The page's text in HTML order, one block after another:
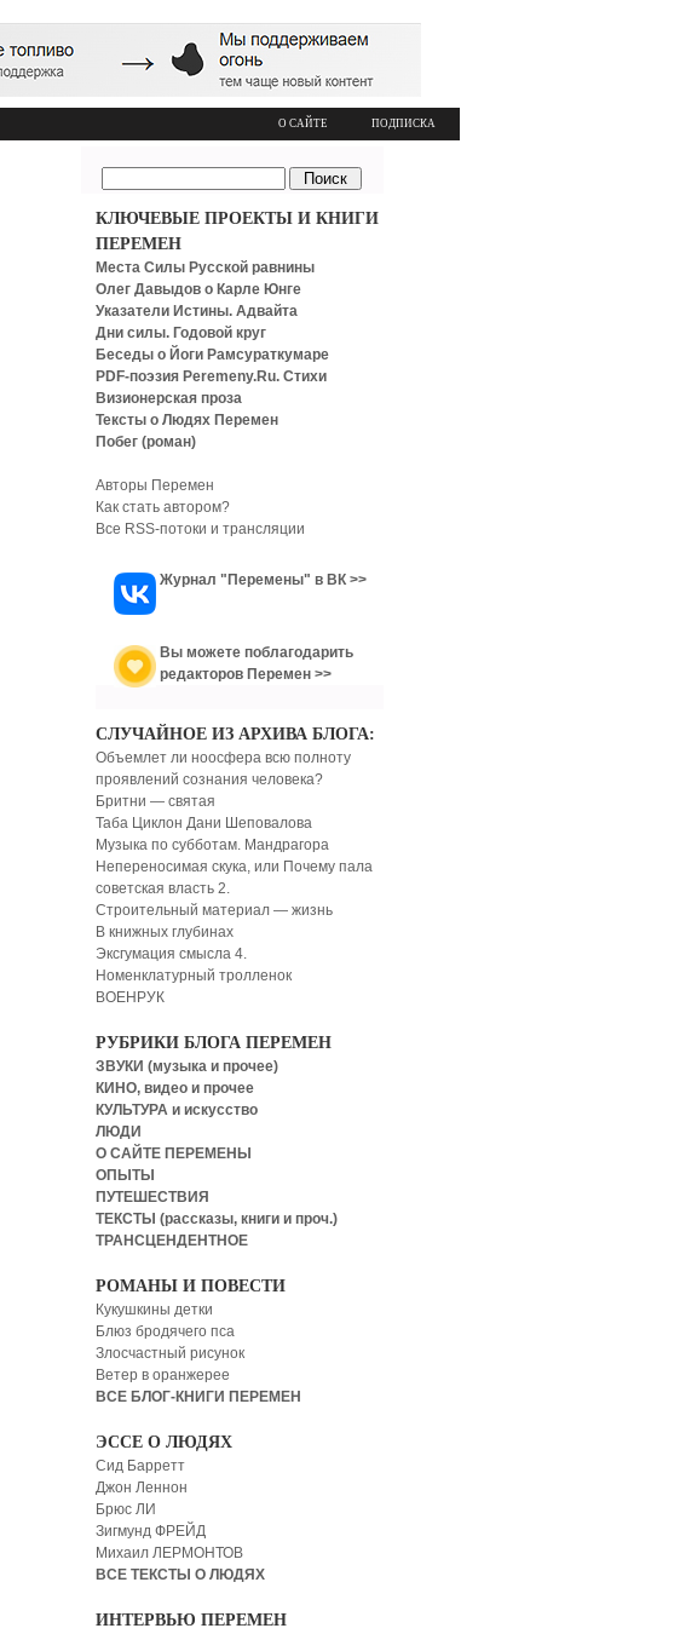
О САЙТЕ ПОДПИСКА
КЛЮЧЕВЫЕ ПРОЕКТЫ И КНИГИ
ПЕРЕМЕН
Места Силы Русской равнины
Олег Давыдов о Карле Юнге
Указатели Истины. Адвайта
Дни силы. Годовой круг
Беседы о Йоги Рамсураткумаре
PDF-поэзия Peremeny.Ru. Стихи
Визионерская проза
Тексты о Людях Перемен
Побег (роман)
Авторы Перемен
Как стать автором?
Все RSS-потоки и трансляции
Журнал "Перемены" в ВК >>
Вы можете поблагодарить
редакторов Перемен >>
СЛУЧАЙНОЕ ИЗ АРХИВА БЛОГА:
Объемлет ли ноосфера всю полноту
проявлений сознания человека?
Бритни — святая
Таба Циклон Дани Шеповалова
Музыка по субботам. Мандрагора
Непереносимая скука, или Почему пала
советская власть 2.
Строительный материал — жизнь
В книжных глубинах
Эксгумация смысла 4.
Номенклатурный тролленок
ВОЕНРУК
РУБРИКИ БЛОГА ПЕРЕМЕН
ЗВУКИ (музыка и прочее)
КИНО, видео и прочее
КУЛЬТУРА и искусство
ЛЮДИ
О САЙТЕ ПЕРЕМЕНЫ
ОПЫТЫ
ПУТЕШЕСТВИЯ
ТЕКСТЫ (рассказы, книги и проч.)
ТРАНСЦЕНДЕНТНОЕ
РОМАНЫ И ПОВЕСТИ
Кукушкины детки
Блюз бродячего пса
Злосчастный рисунок
Ветер в оранжерее
ВСЕ БЛОГ-КНИГИ ПЕРЕМЕН
ЭССЕ О ЛЮДЯХ
Сид Барретт
Джон Леннон
Брюс ЛИ
Зигмунд ФРЕЙД
Михаил ЛЕРМОНТОВ
ВСЕ ТЕКСТЫ О ЛЮДЯХ
ИНТЕРВЬЮ ПЕРЕМЕН